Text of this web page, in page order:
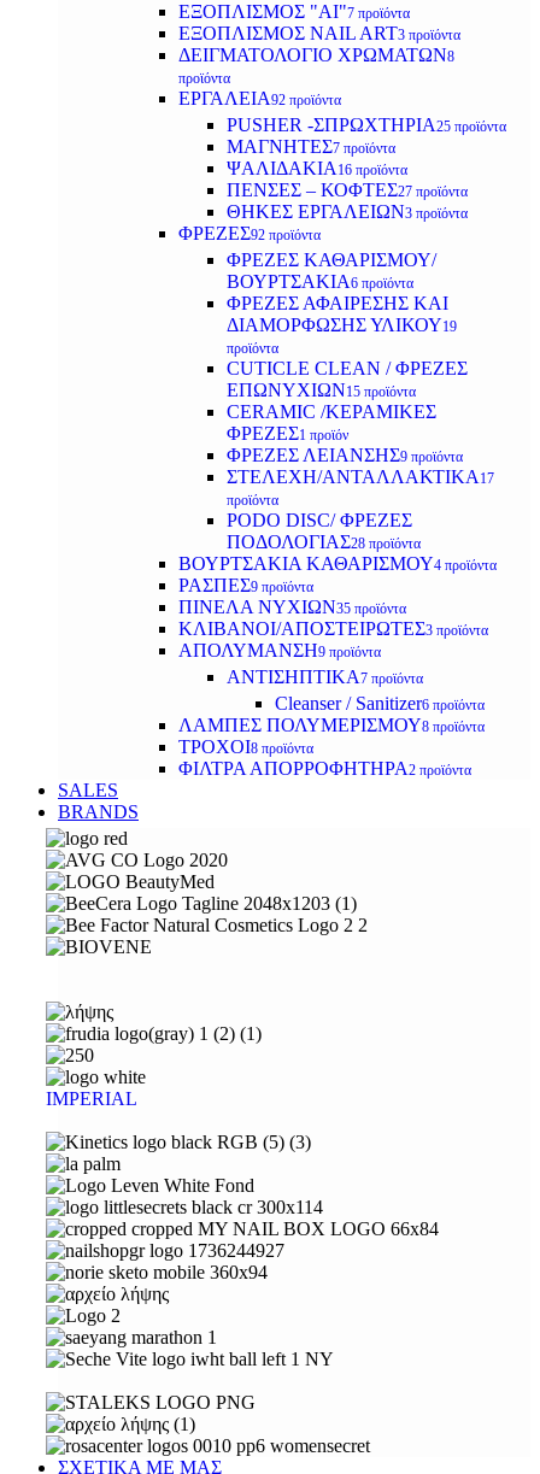
ΕΞΟΠΛΙΣΜΟΣ "AI"7 προϊόντα
ΕΞΟΠΛΙΣΜΟΣ NAIL ART3 προϊόντα
ΔΕΙΓΜΑΤΟΛΟΓΙΟ ΧΡΩΜΑΤΩΝ8
προϊόντα
ΕΡΓΑΛΕΙΑ92 προϊόντα
PUSHER -ΣΠΡΩΧΤΗΡΙΑ25 προϊόντα
ΜΑΓΝΗΤΕΣ7 προϊόντα
ΨΑΛΙΔΑΚΙΑ 16 προϊόντα
ΠΕΝΣΕΣ – ΚΟΦΤΕΣ27 προϊόντα
ΘΗΚΕΣ ΕΡΓΑΛΕΙΩΝ3 προϊόντα
ΦΡΕΖΕΣ92 προϊόντα
ΦΡΕΖΕΣ ΚΑΘΑΡΙΣΜΟΥ/
ΒΟΥΡΤΣΑΚΙΑ6 προϊόντα
ΦΡΕΖΕΣ ΑΦΑΙΡΕΣΗΣ ΚΑΙ
ΔΙΑΜΟΡΦΩΣΗΣ ΥΛΙΚΟΥ19
προϊόντα
CUTICLE CLEAN / ΦΡΕΖΕΣ
ΕΠΩΝΥΧΙΩΝ15 προϊόντα
CERAMIC /ΚΕΡΑΜΙΚΕΣ
ΦΡΕΖΕΣ1 προϊόν
ΦΡΕΖΕΣ ΛΕΙΑΝΣΗΣ9 προϊόντα
ΣΤΕΛΕΧΗ/ΑΝΤΑΛΛΑΚΤΙΚΑ 17
προϊόντα
PODO DISC/ ΦΡΕΖΕΣ
ΠΟΔΟΛΟΓΙΑΣ28 προϊόντα
ΒΟΥΡΤΣΑΚΙΑ ΚΑΘΑΡΙΣΜΟΥ4 προϊόντα
ΡΑΣΠΕΣ9 προϊόντα
ΠΙΝΕΛΑ ΝΥΧΙΩΝ35 προϊόντα
ΚΛΙΒΑΝΟΙ/ΑΠΟΣΤΕΙΡΩΤΕΣ3 προϊόντα
ΑΠΟΛΥΜΑΝΣΗ9 προϊόντα
ΑΝΤΙΣΗΠΤΙΚΑ7 προϊόντα
Cleanser / Sanitizer6 προϊόντα
ΛΑΜΠΕΣ ΠΟΛΥΜΕΡΙΣΜΟΥ8 προϊόντα
ΤΡΟΧΟΙ8 προϊόντα
ΦΙΛΤΡΑ ΑΠΟΡΡΟΦΗΤΗΡΑ2 προϊόντα
SALES
BRANDS
IMPERIAL
ΣΧΕΤΙΚΑ ΜΕ ΜΑΣ